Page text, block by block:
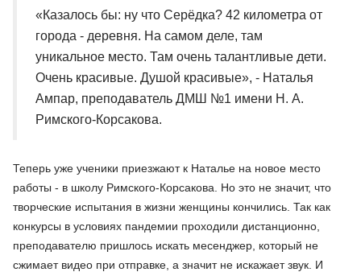
«Казалось бы: ну что Серёдка? 42 километра от
города - деревня. На самом деле, там
уникальное место. Там очень талантливые дети.
Очень красивые. Душой красивые», - Наталья
Ампар, преподаватель ДМШ №1 имени Н. А.
Римского-Корсакова.
Теперь уже ученики приезжают к Наталье на новое место
работы - в школу Римского-Корсакова. Но это не значит, что
творческие испытания в жизни женщины кончились. Так как
конкурсы в условиях пандемии проходили дистанционно,
преподавателю пришлось искать месенджер, который не
сжимает видео при отправке, а значит не искажает звук. И